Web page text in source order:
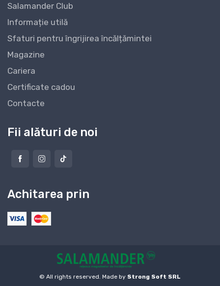
Salamander Club
Informație utilă
Sfaturi pentru îngrijirea încălțămintei
Magazine
Cariera
Certificate cadou
Contacte
Fii alături de noi
Achitarea prin
© All rights reserved. Made by Strong Soft SRL